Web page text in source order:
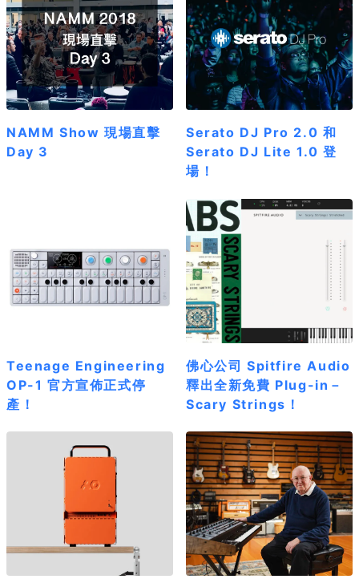
NAMM Show 現場直擊
Day 3
Serato DJ Pro 2.0 和
Serato DJ Lite 1.0 登
場！
Teenage Engineering
OP-1 官方宣佈正式停
產！
佛心公司 Spitfire Audio
釋出全新免費 Plug-in－
Scary Strings！